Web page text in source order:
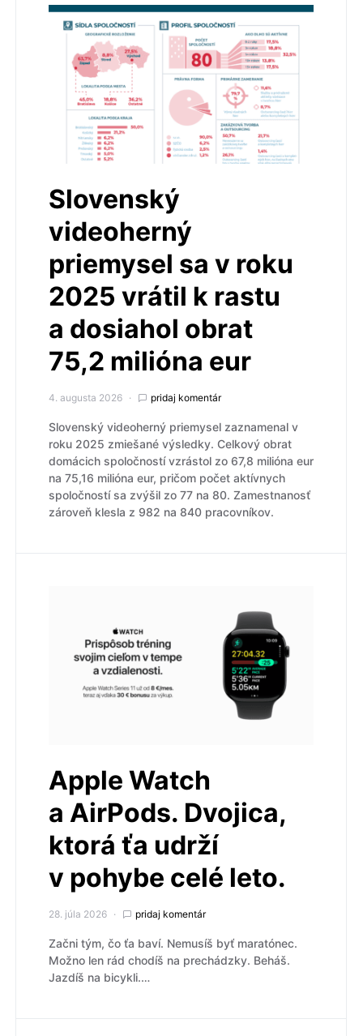
Slovenský
videoherný
priemysel sa v roku
2025 vrátil k rastu
a dosiahol obrat
75,2 milióna eur
4. augusta 2026 pridaj komentár
Slovenský videoherný priemysel zaznamenal v
roku 2025 zmiešané výsledky. Celkový obrat
domácich spoločností vzrástol zo 67,8 milióna eur
na 75,16 milióna eur, pričom počet aktívnych
spoločností sa zvýšil zo 77 na 80. Zamestnanosť
zároveň klesla z 982 na 840 pracovníkov.
Apple Watch
a AirPods. Dvojica,
ktorá ťa udrží
v pohybe celé leto.
28. júla 2026 pridaj komentár
Začni tým, čo ťa baví. Nemusíš byť maratónec.
Možno len rád chodíš na prechádzky. Beháš.
Jazdíš na bicykli.…